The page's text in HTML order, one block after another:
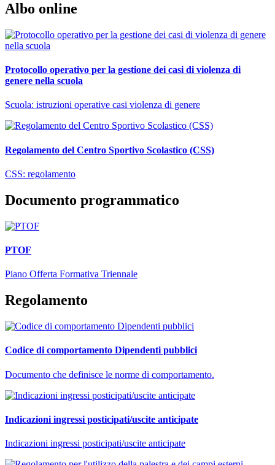
Albo online
Protocollo operativo per la gestione dei casi di violenza di
genere nella scuola
Scuola: istruzioni operative casi violenza di genere
Regolamento del Centro Sportivo Scolastico (CSS)
CSS: regolamento
Documento programmatico
PTOF
Piano Offerta Formativa Triennale
Regolamento
Codice di comportamento Dipendenti pubblici
Documento che definisce le norme di comportamento.
Indicazioni ingressi posticipati/uscite anticipate
Indicazioni ingressi posticipati/uscite anticipate